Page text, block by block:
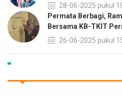
28-06-2025 pukul
Permata Berbagi,
Bersama KB-TKIT
26-06-2025 pukul